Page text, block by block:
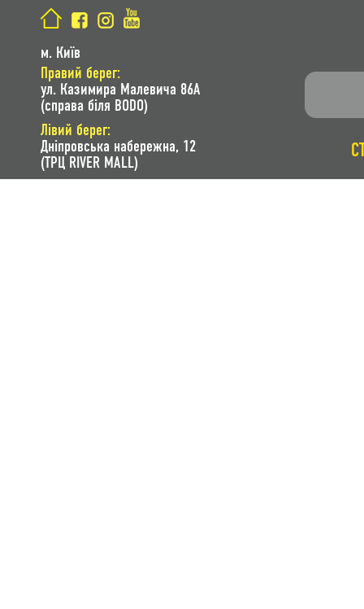
м. Київ
Правий берег:
ул. Казимира Малевича 86A
(справа біля BODO)
Лівий берег:
Дніпровська набережна, 12
(ТРЦ RIVER MALL)